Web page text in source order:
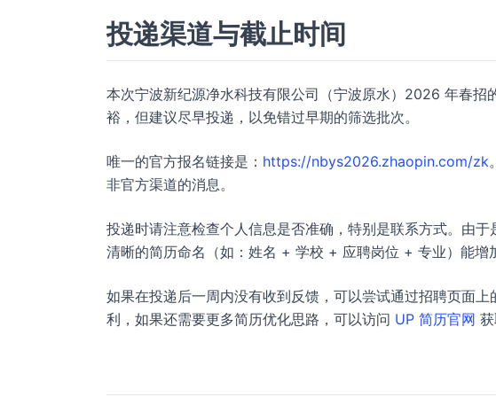
投递渠道与截止时间
本次宁波新纪源净水科技有限公司（宁波原水）2026 年春招
裕，但建议尽早投递，以免错过早期的筛选批次。
唯一的官方报名链接是： https://nbys2026.zhaopin.com/zk
非官方渠道的消息。
投递时请注意检查个人信息是否准确，特别是联系方式。由
清晰的简历命名（如：姓名 + 学校 + 应聘岗位 + 专业）能增
如果在投递后一周内没有收到反馈，可以尝试通过招聘页面
利，如果还需要更多简历优化思路，可以访问 UP 简历官网